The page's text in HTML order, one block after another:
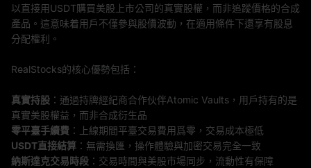
以直接用USDT購買美股上市公司的真實股權，而非追蹤價格的合成
產品。這意味着用戶不僅參與股價波動，在適用條件下還享有股息
分配權利。
RealStocks的核心優勢包括：
真實持股 ：通過持牌經紀商合作伙伴Atomic Vaults，用戶持有的是
真實美股權益，而非合成衍生品
零平臺手續費 ：上線期間平臺交易費用爲零，交易成本極低
USDT直接結算 ：無需換匯，操作體驗與加密交易完全一致
納斯達克交易時段 ：交易時間與美股市場同步，流動性有保障